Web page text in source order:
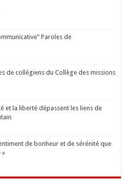
Paroles de
de collégiens du Collège des missions
et la liberté dépassent les liens de
de bonheur et de sérénité que
»